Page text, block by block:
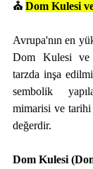
⛪️ Dom Kulesi
Avrupa'nın en
Dom Kulesi ve
tarzda inşa
sembolik
mimarisi ve
değerdir.
Dom Kulesi